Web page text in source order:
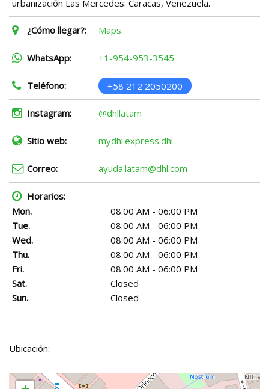
urbanización Las Mercedes. Caracas, Venezuela.
¿Cómo llegar?: Maps.
WhatsApp: +1-954-953-3545
Teléfono: +58 212 2050200
Instagram: @dhllatam
Sitio web: mydhl.express.dhl
Correo: ayuda.latam@dhl.com
Horarios:
Mon.
08:00 AM - 06:00 PM
Tue.
08:00 AM - 06:00 PM
Wed.
08:00 AM - 06:00 PM
Thu.
08:00 AM - 06:00 PM
Fri.
08:00 AM - 06:00 PM
Sat.
Closed
Sun.
Closed
Ubicación: